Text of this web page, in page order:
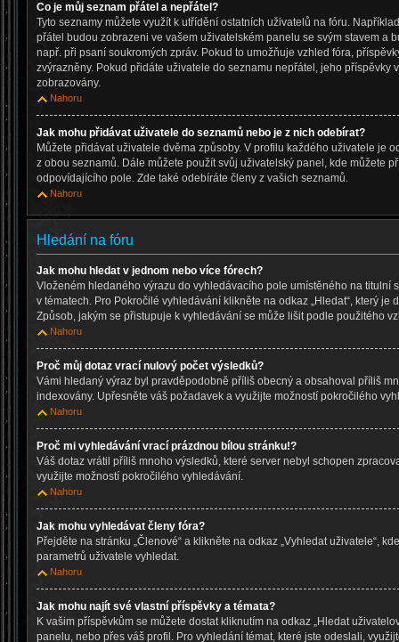
Co je můj seznam přátel a nepřátel?
Tyto seznamy můžete využít k utřídění ostatních uživatelů na fóru.
přátel budou zobrazeni ve vašem uživatelském panelu se svým stavem a
např. při psaní soukromých zpráv. Pokud to umožňuje vzhled fóra,
zvýrazněny. Pokud přidáte uživatele do seznamu nepřátel, jeho příspěvky
zobrazovány.
Nahoru
Jak mohu přidávat uživatele do seznamů nebo je z nich odebírat?
Můžete přidávat uživatele dvěma způsoby. V profilu každého uživatele je
z obou seznamů. Dále můžete použít svůj uživatelský panel, kde můžete
odpovídajícího pole. Zde také odebíráte členy z vašich seznamů.
Nahoru
Hledání na fóru
Jak mohu hledat v jednom nebo více fórech?
Vloženém hledaného výrazu do vyhledávacího pole umístěného na titulní
v tématech. Pro Pokročilé vyhledávání klikněte na odkaz „Hledat“, který je
Způsob, jakým se přistupuje k vyhledávání se může lišit podle použitého
Nahoru
Proč můj dotaz vrací nulový počet výsledků?
Vámi hledaný výraz byl pravděpodobně příliš obecný a obsahoval příliš
indexovány. Upřesněte váš požadavek a využijte možností pokročilého
Nahoru
Proč mi vyhledávání vrací prázdnou bílou stránku!?
Váš dotaz vrátil příliš mnoho výsledků, které server nebyl schopen
využijte možností pokročilého vyhledávání.
Nahoru
Jak mohu vyhledávat členy fóra?
Přejděte na stránku „Členové“ a klikněte na odkaz „Vyhledat uživatele“,
parametrů uživatele vyhledat.
Nahoru
Jak mohu najít své vlastní příspěvky a témata?
K vašim příspěvkům se můžete dostat kliknutím na odkaz „Hledat
panelu, nebo přes váš profil. Pro vyhledání témat, které jste odeslali,